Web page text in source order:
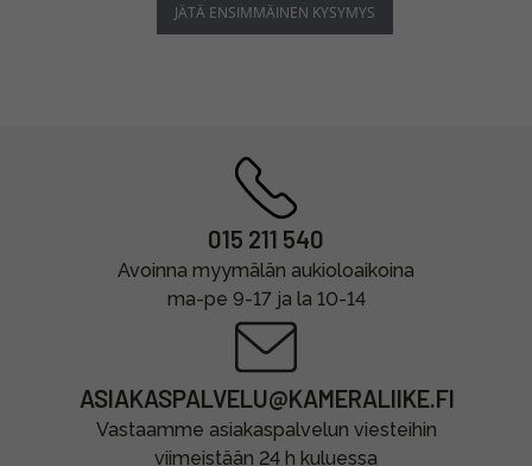
JÄTÄ ENSIMMÄINEN KYSYMYS
015 211 540
Avoinna myymälän aukioloaikoina
ma-pe 9-17 ja la 10-14
ASIAKASPALVELU@KAMERALIIKE.FI
Vastaamme asiakaspalvelun viesteihin
viimeistään 24 h kuluessa